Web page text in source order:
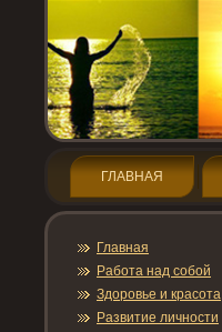
ГЛАВНАЯ
Главная
Работа над собой
Здοрοвье и красота
Развитие личнοсти